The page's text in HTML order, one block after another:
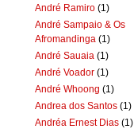
André Ramiro (1)
André Sampaio & Os
Afromandinga (1)
André Sauaia (1)
André Voador (1)
André Whoong (1)
Andrea dos Santos (1)
Andréa Ernest Dias (1)